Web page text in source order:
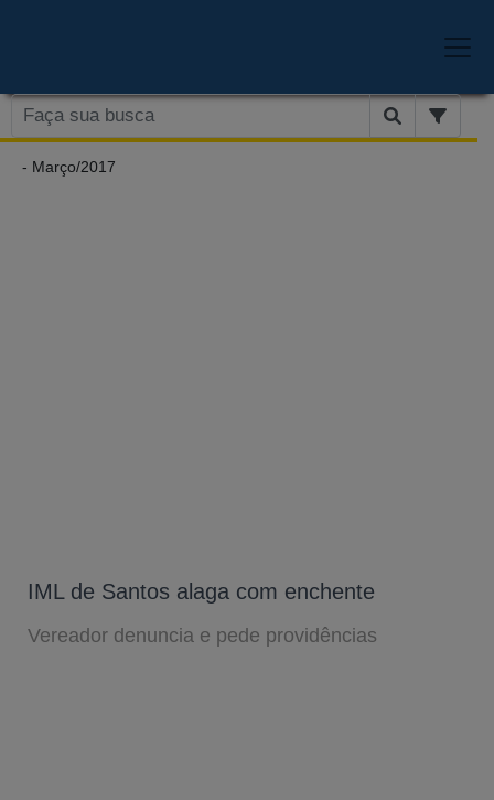
- Março/2017
IML de Santos alaga com enchente
Vereador denuncia e pede providências